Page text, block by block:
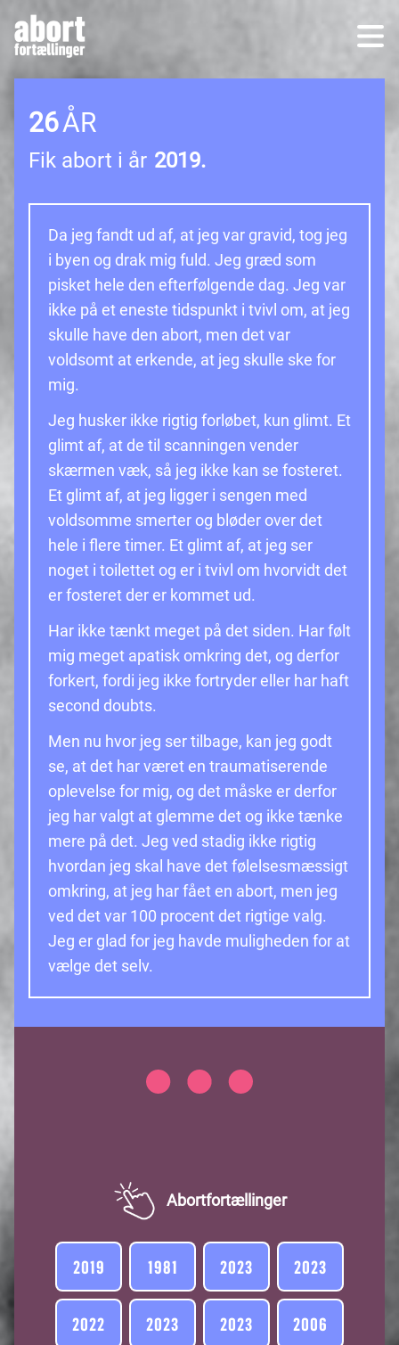
26ÅR
Fik abort i år 2019.
Da jeg fandt ud af, at jeg var gravid, tog jeg
i byen og drak mig fuld. Jeg græd som
pisket hele den efterfølgende dag. Jeg var
ikke på et eneste tidspunkt i tvivl om, at jeg
skulle have den abort, men det var
voldsomt at erkende, at jeg skulle ske for
mig.
Jeg husker ikke rigtig forløbet, kun glimt. Et
glimt af, at de til scanningen vender
skærmen væk, så jeg ikke kan se fosteret.
Et glimt af, at jeg ligger i sengen med
voldsomme smerter og bløder over det
hele i flere timer. Et glimt af, at jeg ser
noget i toilettet og er i tvivl om hvorvidt det
er fosteret der er kommet ud.
Har ikke tænkt meget på det siden. Har følt
mig meget apatisk omkring det, og derfor
forkert, fordi jeg ikke fortryder eller har haft
second doubts.
Men nu hvor jeg ser tilbage, kan jeg godt
se, at det har været en traumatiserende
oplevelse for mig, og det måske er derfor
jeg har valgt at glemme det og ikke tænke
mere på det. Jeg ved stadig ikke rigtig
hvordan jeg skal have det følelsesmæssigt
omkring, at jeg har fået en abort, men jeg
ved det var 100 procent det rigtige valg.
Jeg er glad for jeg havde muligheden for at
vælge det selv.
Abortfortællinger
2019 1981 2023 2023
2022 2023 2023 2006